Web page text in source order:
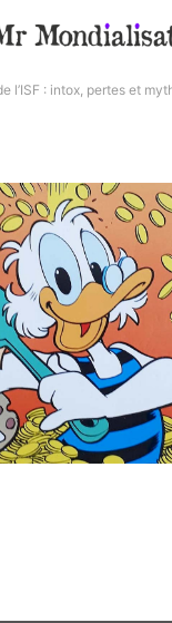
l’ISF : intox, pertes et